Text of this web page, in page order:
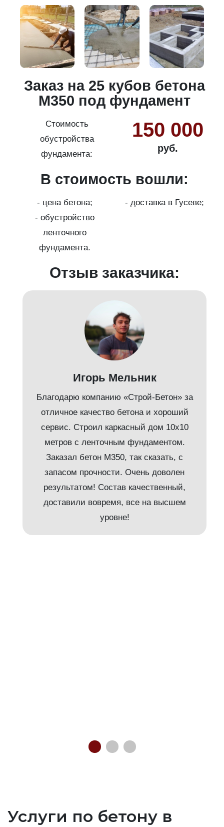
Заказ на 25 кубов бетона
М350 под фундамент
Стоимость
обустройства
фундамента:
150 000
руб.
В стоимость вошли:
- цена бетона;
- доставка в Гусеве;
- обустройство
ленточного
фундамента.
Отзыв заказчика:
Игорь Мельник
Благодарю компанию «Строй-Бетон» за
отличное качество бетона и хороший
сервис. Строил каркасный дом 10х10
метров с ленточным фундаментом.
Заказал бетон М350, так сказать, с
запасом прочности. Очень доволен
результатом! Состав качественный,
доставили вовремя, все на высшем
уровне!
Услуги по бетону в